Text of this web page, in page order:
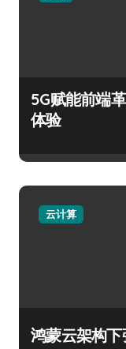
5G赋能前端
体验
云计算
鸿蒙云架构